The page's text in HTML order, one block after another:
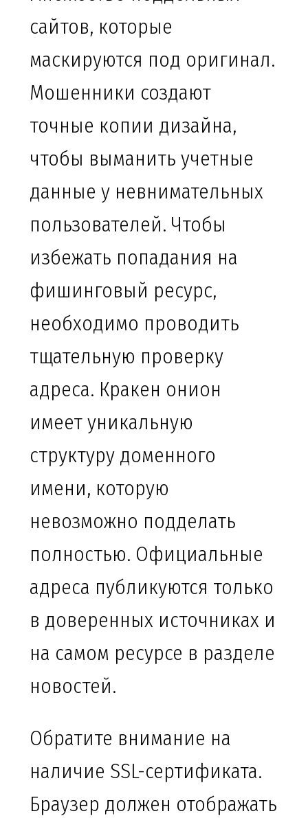
сайтов, которые
маскируются под оригинал.
Мошенники создают
точные копии дизайна,
чтобы выманить учетные
данные у невнимательных
пользователей. Чтобы
избежать попадания на
фишинговый ресурс,
необходимо проводить
тщательную проверку
адреса. Кракен онион
имеет уникальную
структуру доменного
имени, которую
невозможно подделать
полностью. Официальные
адреса публикуются только
в доверенных источниках и
на самом ресурсе в разделе
новостей.
Обратите внимание на
наличие SSL-сертификата.
Браузер должен отображать